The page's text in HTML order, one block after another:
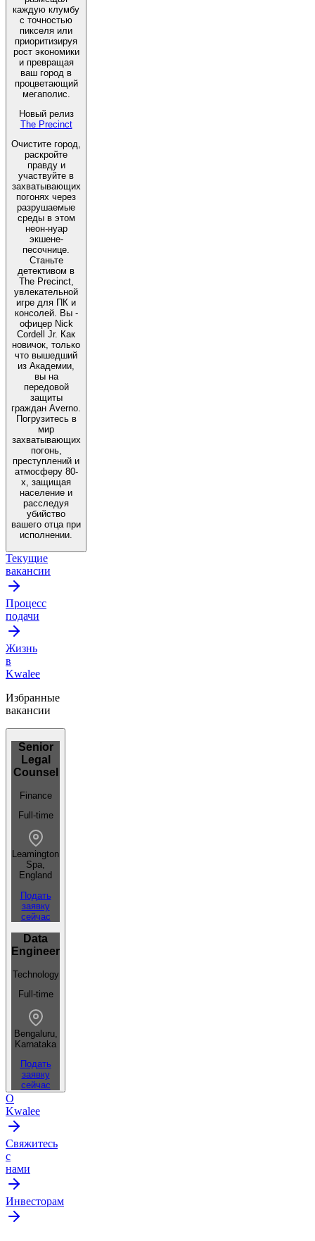
каждую клумбу
с точностью
пикселя или
приоритизируя
рост экономики
и превращая
ваш город в
процветающий
мегаполис.
Новый релиз
The Precinct
Очистите город,
раскройте
правду и
участвуйте в
захватывающих
погонях через
разрушаемые
среды в этом
неон-нуар
экшене-
песочнице.
Станьте
детективом в
The Precinct,
увлекательной
игре для ПК и
консолей. Вы -
офицер Nick
Cordell Jr. Как
новичок, только
что вышедший
из Академии,
вы на
передовой
защиты
граждан Averno.
Погрузитесь в
мир
захватывающих
погонь,
преступлений и
атмосферу 80-
х, защищая
население и
расследуя
убийство
вашего отца при
исполнении.
Текущие
вакансии
Процесс
подачи
Жизнь
в
Kwalee
Избранные
вакансии
Senior
Legal
Counsel
Finance
Full-time
Leamington
Spa,
England
Подать
заявку
сейчас
Data
Engineer
Technology
Full-time
Bengaluru,
Karnataka
Подать
заявку
сейчас
О
Kwalee
Свяжитесь
с
нами
Инвесторам